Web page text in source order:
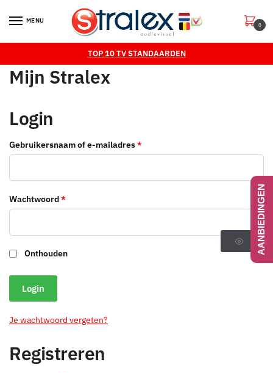
MENU
0
TOP 10 TV STANDAARDEN
Mijn Stralex
Login
Gebruikersnaam of e-mailadres*Vereist
Wachtwoord*Vereist
Onthouden
Login
Je wachtwoord vergeten?
Registreren
AANBIEDINGEN